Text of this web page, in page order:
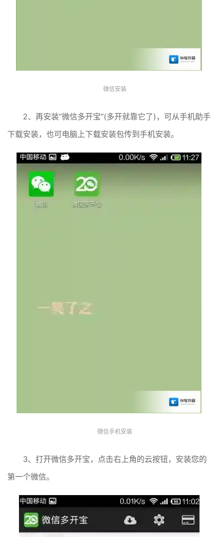
微信安装
2、再安装“微信多开宝”(多开就靠它了)，可从手机助手
下载安装，也可电脑上下载安装包传到手机安装。
微信手机安装
3、打开微信多开宝，点击右上角的云按钮，安装您的
第一个微信。